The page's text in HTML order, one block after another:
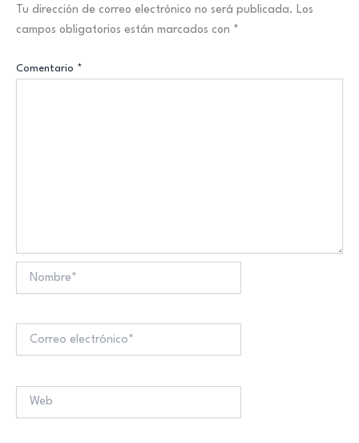
Tu dirección de correo electrónico no será publicada. Los
campos obligatorios están marcados con *
Comentario *